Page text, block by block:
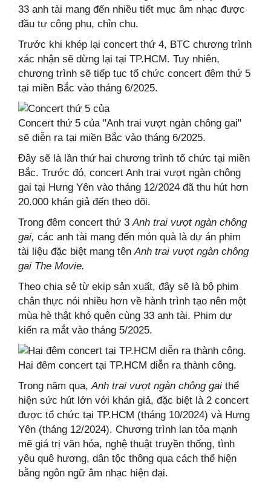
33 anh tài mang đến nhiều tiết mục âm nhạc được
đầu tư công phu, chỉn chu.
Trước khi khép lại concert thứ 4, BTC chương trình
xác nhận sẽ dừng lại tại TP.HCM. Tuy nhiên,
chương trình sẽ tiếp tục tổ chức concert đêm thứ 5
tại miền Bắc vào tháng 6/2025.
Concert thứ 5 của "Anh trai vượt ngàn chông gai"
sẽ diễn ra tại miền Bắc vào tháng 6/2025.
Đây sẽ là lần thứ hai chương trình tổ chức tại miền
Bắc. Trước đó, concert Anh trai vượt ngàn chông
gai tại Hưng Yên vào tháng 12/2024 đã thu hút hơn
20.000 khán giả đến theo dõi.
Trong đêm concert thứ 3Anh trai vượt ngàn chông
gai, các anh tài mang đến món quà là dự án phim
tài liệu đặc biệt mang tênAnh trai vượt ngàn chông
gai The Movie.
Theo chia sẻ từ ekip sản xuất, đây sẽ là bộ phim
chân thực nói nhiều hơn về hành trình tạo nên một
mùa hè thật khó quên cùng 33 anh tài. Phim dự
kiến ra mắt vào tháng 5/2025.
Hai đêm concert tại TP.HCM diễn ra thành công.
Trong năm qua,Anh trai vượt ngàn chông gai thể
hiện sức hút lớn với khán giả, đặc biệt là 2 concert
được tổ chức tại TP.HCM (tháng 10/2024) và Hưng
Yên (tháng 12/2024). Chương trình lan tỏa mạnh
mẽ giá trị văn hóa, nghệ thuật truyền thống, tình
yêu quê hương, dân tộc thông qua cách thể hiện
bằng ngôn ngữ âm nhạc hiện đại.